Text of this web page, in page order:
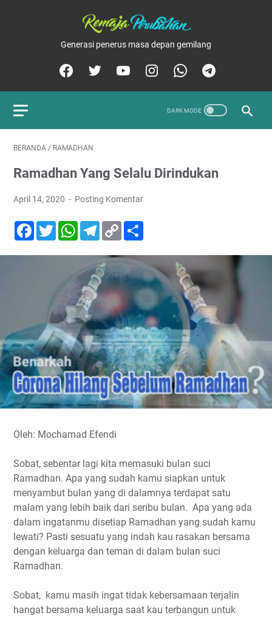
Generasi penerus masa depan gemilang
BERANDA / RAMADHAN
Ramadhan Yang Selalu Dirindukan
April 14, 2020 Posting Komentar
F
a
e
T
w
t
W
t
A
p
p
T
e
g
r
a
m
C
y
i
n
k
r
Oleh: Mochamad Efendi
Sobat, sebentar lagi kita memasuki bulan suci
Ramadhan. Apa yang sudah kamu siapkan untuk
menyambut bulan yang di dalamnya terdapat satu
malam yang lebih baik dari seribu bulan. Apa yang ada
dalam ingatanmu disetiap Ramadhan yang sudah kamu
lewati? Pasti sesuatu yang indah kau rasakan bersama
dengan keluarga dan teman di dalam bulan suci
Ramadhan.
Sobat, kamu masih ingat tidak kebersamaan terjalin
hangat bersama keluarga saat kau terbangun untuk